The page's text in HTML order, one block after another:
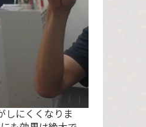
しにくくなりま